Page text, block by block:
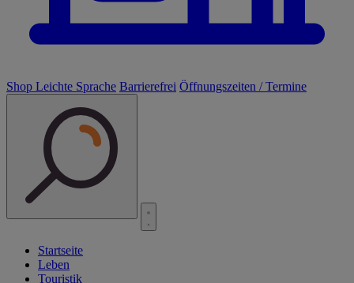
Shop Leichte Sprache Barrierefrei Öffnungszeiten / Termine
Startseite
Leben
Touristik